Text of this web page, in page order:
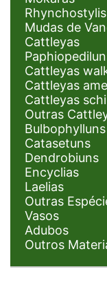
Rhynchostylis
Mudas de
Cattleyas
Cattleyas
Cattleyas
Cattleyas
Outras
Bulbophylluns
Catasetuns
Dendrobiuns
Encyclias
Laelias
Outras
Vasos
Adubos
Outros